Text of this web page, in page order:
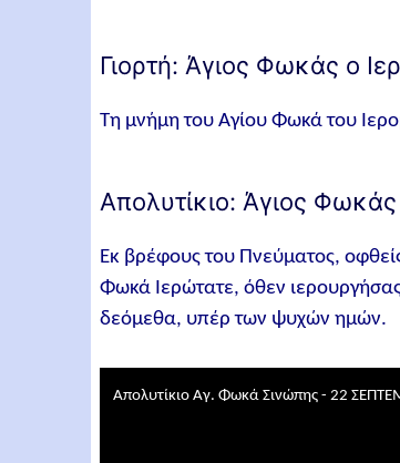
Γιορτή: Άγιος Φωκάς ο
Τη μνήμη του Αγίου Φωκά του
Απολυτίκιο: Άγιος
Εκ βρέφους του Πνεύματος,
Φωκά Ιερώτατε, όθεν
δεόμεθα, υπέρ των ψυχών ημών.
Απολυτίκιο Αγ. Φωκά Σινώπης - 22